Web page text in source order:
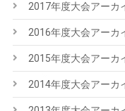
2017年度大会アーカ
2016年度大会アーカ
2015年度大会アーカ
2014年度大会アーカ